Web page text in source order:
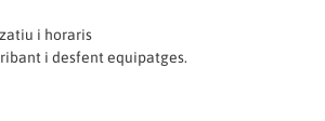
i horaris
i desfent equipatges.